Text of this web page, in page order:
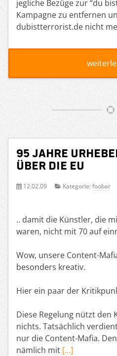
jegliche Bezüge zur “du
Kampagne zu entfernen
dubistterrorist.de nicht
95 Jahre
über die EU
12.02.09 Kategorie: foobar
.. damit die Künstler, die
waren, nicht mit 70 auf
Wow, unsere Content-
besonders kreativ.
Hier ein paar der
Diese Regelung nützt
nichts. Tatsächlich
nur die Content-Mafia.
nämlich mit […]